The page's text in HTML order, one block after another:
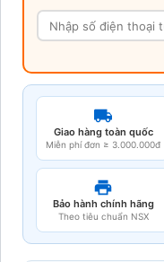
Giao hàng toàn quốc
Miễn phí đơn ≥ 3.000.000đ
Bảo hành chính hãng
Theo tiêu chuẩn NSX